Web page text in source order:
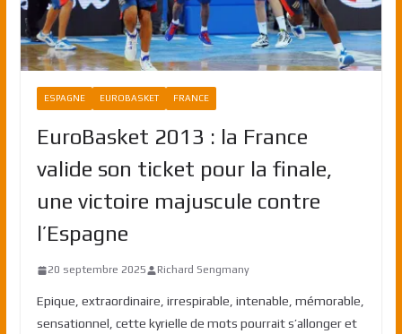
ESPAGNE EUROBASKET FRANCE
EuroBasket 2013 : la France
valide son ticket pour la finale,
une victoire majuscule contre
l’Espagne
20 septembre 2025 Richard Sengmany
Epique, extraordinaire, irrespirable, intenable, mémorable,
sensationnel, cette kyrielle de mots pourrait s’allonger et